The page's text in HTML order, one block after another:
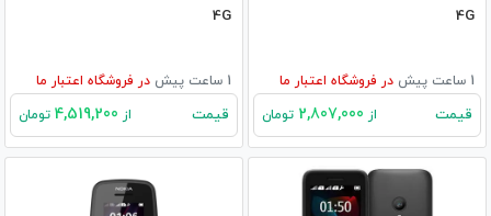
4G
1 ساعت پیش در فروشگاه اعتبار ما
قیمت از تومان
4G
1 ساعت پیش در فروشگاه اعتبار ما
قیمت از تومان